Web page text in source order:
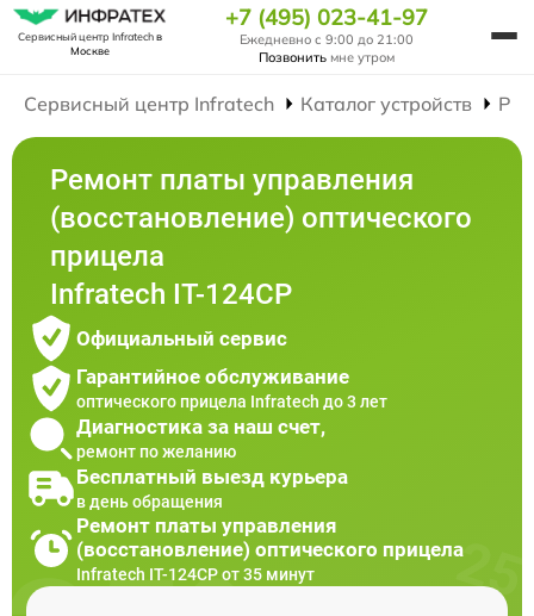
Сервисный центр Infratechв
Москве
+7 (495) 023-41-97
Ежедневно с 9:00 до 21:00
Позвонить мне утром
Сервисный центр Infratech Каталог устройств
Ремонт платы управления
(восстановление) оптического
прицела
Infratech IT-124CP
Официальный сервис
Гарантийное обслуживание
оптического прицела Infratech до 3 лет
Диагностика за наш счет,
ремонт по желанию
Бесплатный выезд курьера
в день обращения
Ремонт платы управления
(восстановление) оптического прицела
Infratech IT-124CP от 35 минут